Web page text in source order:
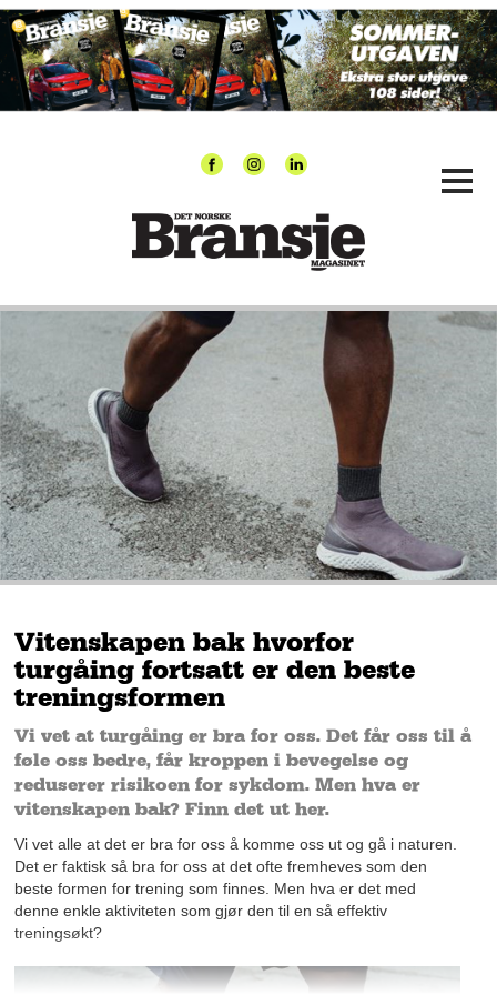
Vitenskapen bak hvorfor
turgåing fortsatt er den beste
treningsformen
Vi vet at turgåing er bra for oss. Det får oss til å
føle oss bedre, får kroppen i bevegelse og
reduserer risikoen for sykdom. Men hva er
vitenskapen bak? Finn det ut her.
Vi vet alle at det er bra for oss å komme oss ut og gå i naturen.
Det er faktisk så bra for oss at det ofte fremheves som den
beste formen for trening som finnes. Men hva er det med
denne enkle aktiviteten som gjør den til en så effektiv
treningsøkt?